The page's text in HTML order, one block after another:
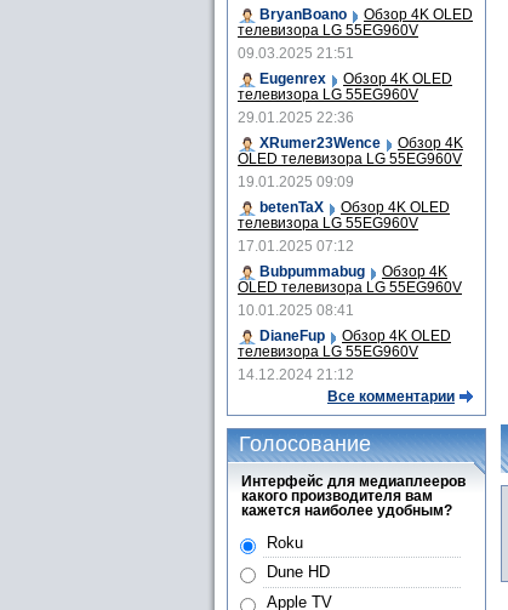
BryanBoano
Обзор 4K OLED
телевизора LG 55EG960V
09.03.2025 21:51
Eugenrex
Обзор 4K OLED
телевизора LG 55EG960V
29.01.2025 22:36
XRumer23Wence
Обзор 4K
OLED телевизора LG 55EG960V
19.01.2025 09:09
betenTaX
Обзор 4K OLED
телевизора LG 55EG960V
17.01.2025 07:12
Bubpummabug
Обзор 4K
OLED телевизора LG 55EG960V
10.01.2025 08:41
DianeFup
Обзор 4K OLED
телевизора LG 55EG960V
14.12.2024 21:12
Все комментарии
Голосование
Интерфейс для медиаплееров
какого производителя вам
кажется наиболее удобным?
Roku
Dune HD
Apple TV